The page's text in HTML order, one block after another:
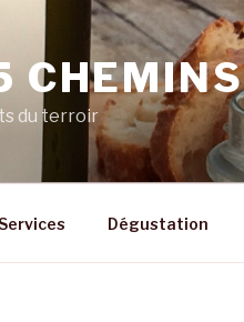
CHEMINS
du terroir
Services Dégustation